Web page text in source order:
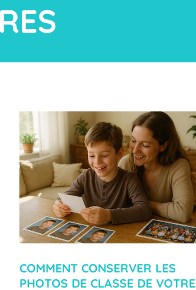
COMMENT CONSERVER LES
PHOTOS DE CLASSE DE VOTRE